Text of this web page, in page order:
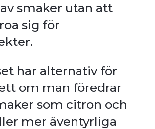
smaker utan att
sig för
har alternativ för
om man föredrar
som citron och
mer äventyrliga